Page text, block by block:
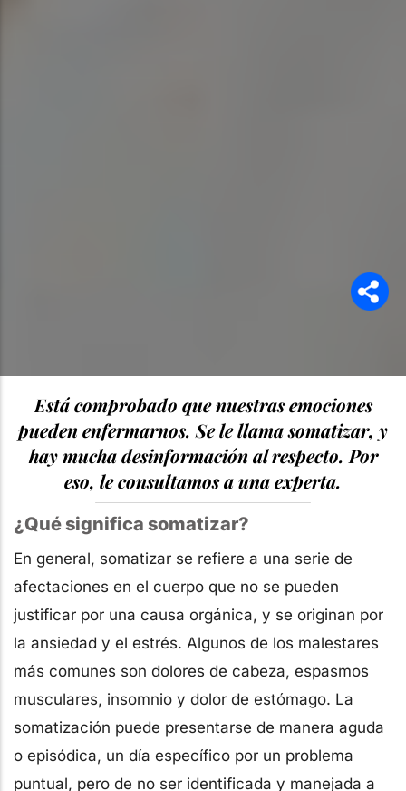
Está comprobado que nuestras emociones
pueden enfermarnos. Se le llama somatizar, y
hay mucha desinformación al respecto. Por
eso, le consultamos a una experta.
¿Qué significa somatizar?
En general, somatizar se refiere a una serie de
afectaciones en el cuerpo que no se pueden
justificar por una causa orgánica, y se originan por
la ansiedad y el estrés. Algunos de los malestares
más comunes son dolores de cabeza, espasmos
musculares, insomnio y dolor de estómago. La
somatización puede presentarse de manera aguda
o episódica, un día específico por un problema
puntual, pero de no ser identificada y manejada a